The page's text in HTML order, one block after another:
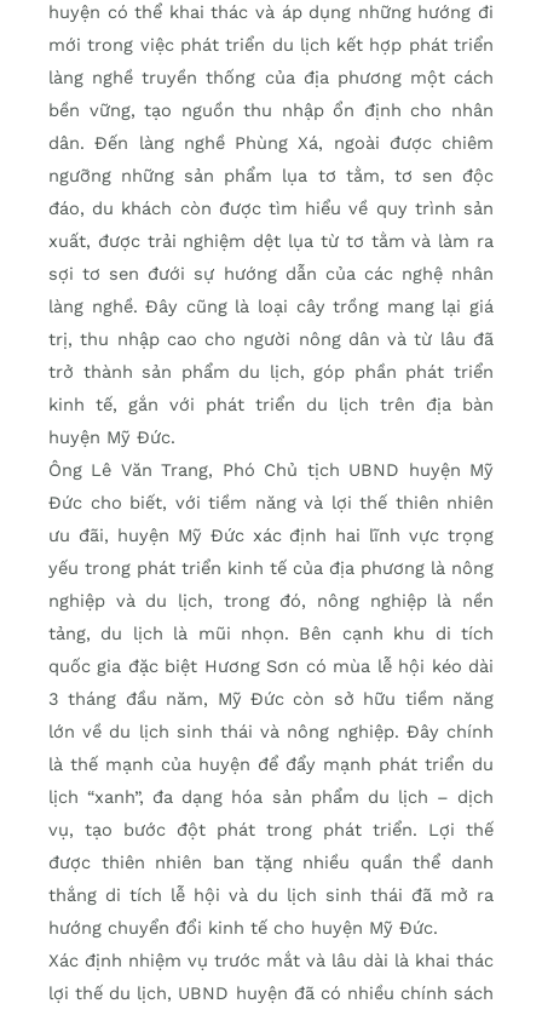
huyện có thể khai thác và áp dụng những hướng đi
mới trong việc phát triển du lịch kết hợp phát triển
làng nghề truyền thống của địa phương một cách
bền vững, tạo nguồn thu nhập ổn định cho nhân
dân. Đến làng nghề Phùng Xá, ngoài được chiêm
ngưỡng những sản phẩm lụa tơ tằm, tơ sen độc
đáo, du khách còn được tìm hiểu về quy trình sản
xuất, được trải nghiệm dệt lụa từ tơ tằm và làm ra
sợi tơ sen đưới sự hướng dẫn của các nghệ nhân
làng nghề. Đây cũng là loại cây trồng mang lại giá
trị, thu nhập cao cho người nông dân và từ lâu đã
trở thành sản phẩm du lịch, góp phần phát triển
kinh tế, gắn với phát triển du lịch trên địa bàn
huyện Mỹ Đức.
Ông Lê Văn Trang, Phó Chủ tịch UBND huyện Mỹ
Đức cho biết, với tiềm năng và lợi thế thiên nhiên
ưu đãi, huyện Mỹ Đức xác định hai lĩnh vực trọng
yếu trong phát triển kinh tế của địa phương là nông
nghiệp và du lịch, trong đó, nông nghiệp là nền
tảng, du lịch là mũi nhọn. Bên cạnh khu di tích
quốc gia đặc biệt Hương Sơn có mùa lễ hội kéo dài
3 tháng đầu năm, Mỹ Đức còn sở hữu tiềm năng
lớn về du lịch sinh thái và nông nghiệp. Đây chính
là thế mạnh của huyện để đẩy mạnh phát triển du
lịch “xanh”, đa dạng hóa sản phẩm du lịch – dịch
vụ, tạo bước đột phát trong phát triển. Lợi thế
được thiên nhiên ban tặng nhiều quần thể danh
thắng di tích lễ hội và du lịch sinh thái đã mở ra
hướng chuyển đổi kinh tế cho huyện Mỹ Đức.
Xác định nhiệm vụ trước mắt và lâu dài là khai thác
lợi thế du lịch, UBND huyện đã có nhiều chính sách